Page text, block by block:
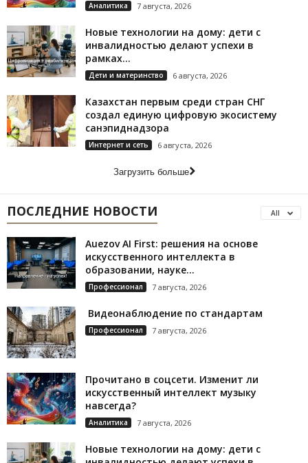
Аналитика 7 августа, 2026
Новые технологии на дому: дети с
инвалидностью делают успехи в
рамках...
Дети и материнство 6 августа, 2026
Казахстан первым среди стран СНГ
создал единую цифровую экосистему
санэпиднадзора
Интернет и сеть 6 августа, 2026
Загрузить больше
ПОСЛЕДНИЕ НОВОСТИ All
Auezov AI First: решения на основе
искусственного интеллекта в
образовании, науке...
Профессионал 7 августа, 2026
Видеонаблюдение по стандартам
Профессионал 7 августа, 2026
Прочитано в соцсети. Изменит ли
искусственный интеллект музыку
навсегда?
Аналитика 7 августа, 2026
Новые технологии на дому: дети с